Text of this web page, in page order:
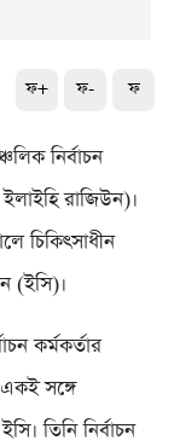
ফ+ ফ- ফ
নির্বাচন
ইলাইহি রাজিউন)।
চিকিৎসাধীন
(ইসি)।
কর্মকর্তার
সঙ্গে
তিনি নির্বাচন